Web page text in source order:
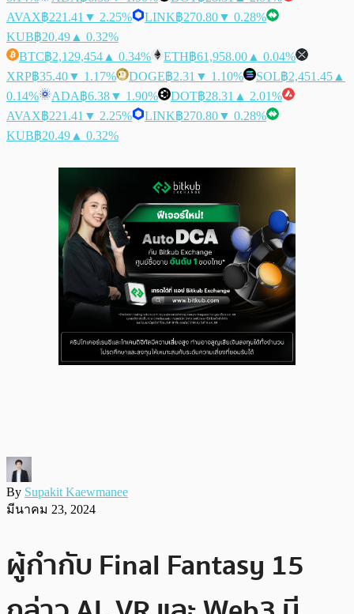
AVAX฿221.41 ▼ 2.25% LINK฿270.80▼ 0.28%
KUB฿20.49 ▲ 0.32%
BTC฿2,129,454 ▲ 0.34% ETH฿61,958.00 ▲ 0.04%
XRP฿35.40▼ 1.17% DOGE฿2.31 ▼ 1.10% SOL฿2,451.45 ▲
0.14%
ADA฿6.38▼ 1.90% DOT฿28.31 ▲ 2.01%
AVAX฿221.41 ▼ 2.25% LINK฿270.80▼ 0.28%
KUB฿20.49 ▲ 0.32%
By Supakit Kaewmanee
มีนาคม 23, 2024
ผู้กำกับ Final Fantasy 15